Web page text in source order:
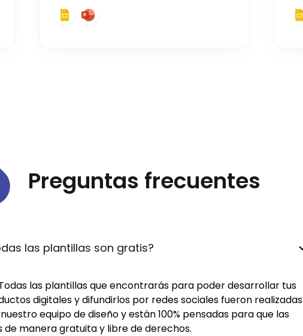
Preguntas frecuentes
las plantillas son gratis?
Todas las plantillas que encontrarás para poder desarrollar tus
digitales y difundirlos por redes sociales fueron realizadas
equipo de diseño y están 100% pensadas para que las
de manera gratuita y libre de derechos.